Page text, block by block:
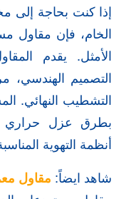
إذا كنت بحاجة إلى
الخام، فإن مقاول
الأمثل. يقدم
التصميم الهندسي،
التشطيب النهائي.
بطرق عزل حراري
أنظمة التهوية
شاهد ايضاً: مقاول